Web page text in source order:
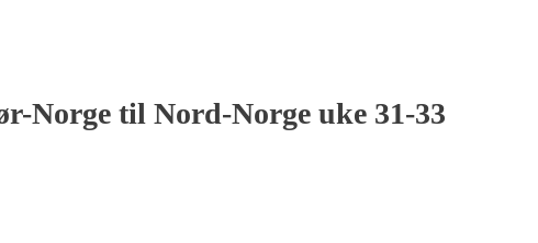
Norge til Nord-Norge uke 31-33